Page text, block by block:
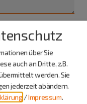
gelesenund bin
*) Pflichtfeld
über Sie
auch an Dritte, z.B.
werden. Sie
jederzeit abändern.
/Impressum.